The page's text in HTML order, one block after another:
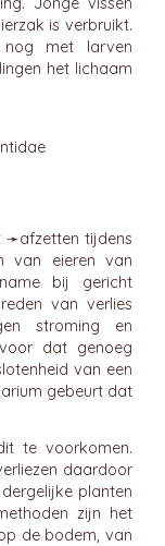
is verbruikt.
nog met larven
het lichaam
➛afzetten tijdens
van eieren van
bij gericht
van verlies
stroming en
dat genoeg
van een
gebeurt dat
te voorkomen.
daardoor
planten
zijn het
de bodem, van